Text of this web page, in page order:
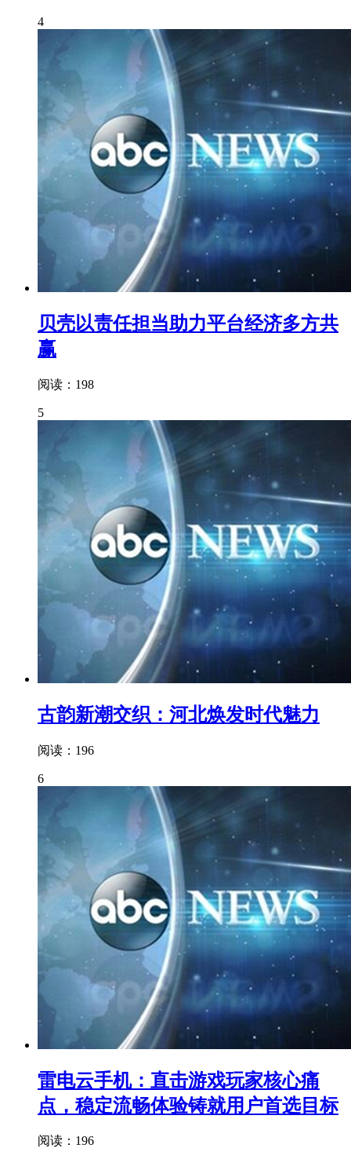
4
贝壳以责任担当助力平台经济多方共
赢
阅读：198
5
古韵新潮交织：河北焕发时代魅力
阅读：196
6
雷电云手机：直击游戏玩家核心痛
点，稳定流畅体验铸就用户首选目标
阅读：196